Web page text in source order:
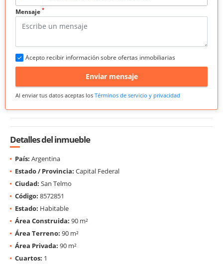
Mensaje *
Acepto recibir información sobre ofertas inmobiliarias
Enviar mensaje
Al enviar tus datos aceptas los Términos de servicio y privacidad
Detalles del inmueble
País: Argentina
Estado / Provincia: Capital Federal
Ciudad: San Telmo
Código: 8572851
Estado: Habitable
Área Construida: 90 m²
Área Terreno: 90 m²
Área Privada: 90 m²
Cuartos: 1